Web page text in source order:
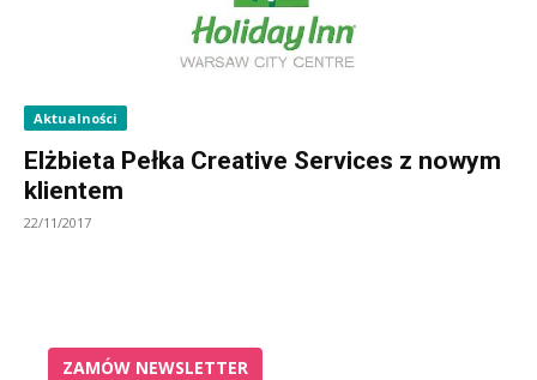
Aktualności
Elżbieta Pełka Creative Services z nowym
klientem
22/11/2017
ZAMÓW NEWSLETTER